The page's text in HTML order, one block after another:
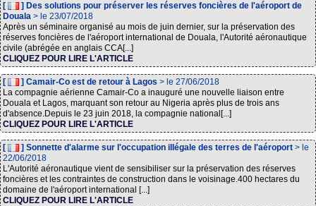
[
] Des solutions pour préserver les réserves foncières de l'aéroport de
Douala > le 23/07/2018
Après un séminaire organisé au mois de juin dernier, sur la préservation des
réserves foncières de l'aéroport international de Douala, l'Autorité aéronautique
civile (abrégée en anglais CCA[...]
CLIQUEZ POUR LIRE L'ARTICLE
[ ] Camair-Co est de retour à Lagos > le 27/06/2018
La compagnie aérienne Camair-Co a inauguré une nouvelle liaison entre
Douala et Lagos, marquant son retour au Nigeria après plus de trois ans
d'absence.Depuis le 23 juin 2018, la compagnie national[...]
CLIQUEZ POUR LIRE L'ARTICLE
[ ] Sonnette d'alarme sur l'occupation illégale des terres de l'aéroport > le
22/06/2018
L'Autorité aéronautique vient de sensibiliser sur la préservation des réserves
foncières et les contraintes de construction dans le voisinage.400 hectares du
domaine de l'aéroport international [...]
CLIQUEZ POUR LIRE L'ARTICLE